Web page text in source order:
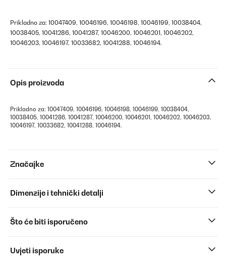
Prikladno za: 10047409, 10046196, 10046198, 10046199, 10038404,
10038405, 10041286, 10041287, 10046200, 10046201, 10046202,
10046203, 10046197, 10033682, 10041288, 10046194.
Opis proizvoda
Prikladno za: 10047409, 10046196, 10046198, 10046199, 10038404,
10038405, 10041286, 10041287, 10046200, 10046201, 10046202, 10046203,
10046197, 10033682, 10041288, 10046194.
Značajke
Dimenzije i tehnički detalji
Što će biti isporučeno
Uvjeti isporuke